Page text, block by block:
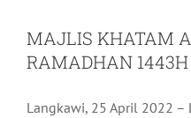
MAJLIS KHATAM
RAMADHAN
Langkawi, 25 April 2022 –